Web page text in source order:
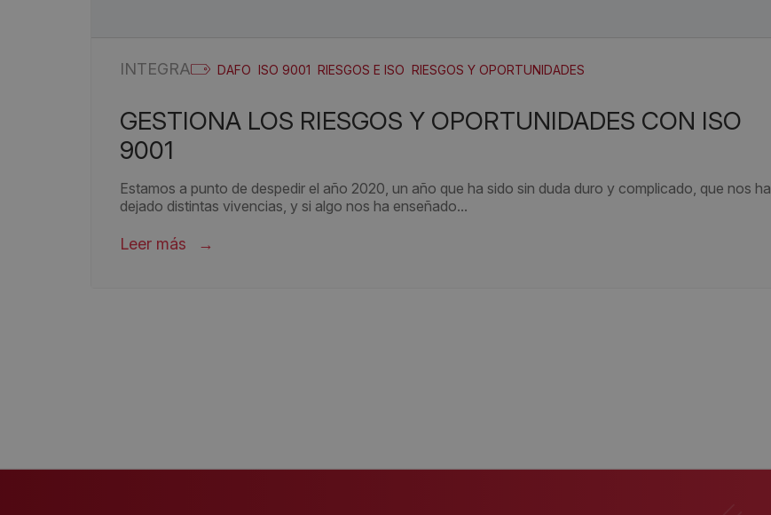
INTEGRA DAFO ISO 9001 RIESGOS E ISO RIESGOS Y OPORTUNIDADES
GESTIONA LOS RIESGOS Y OPORTUNIDADES CON ISO
9001
Estamos a punto de despedir el año 2020, un año que ha sido sin duda duro y complicado, que nos ha
dejado distintas vivencias, y si algo nos ha enseñado...
Leer más